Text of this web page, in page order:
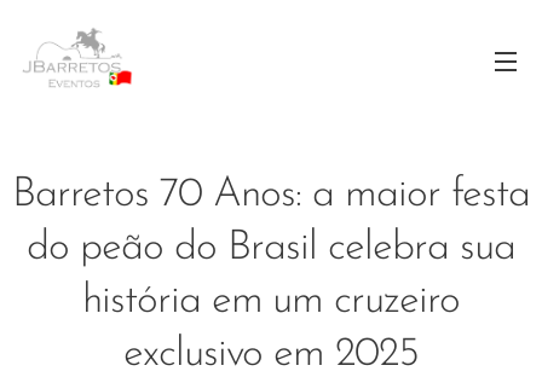
Barretos 70 Anos: a maior festa
do peão do Brasil celebra sua
história em um cruzeiro
exclusivo em 2025